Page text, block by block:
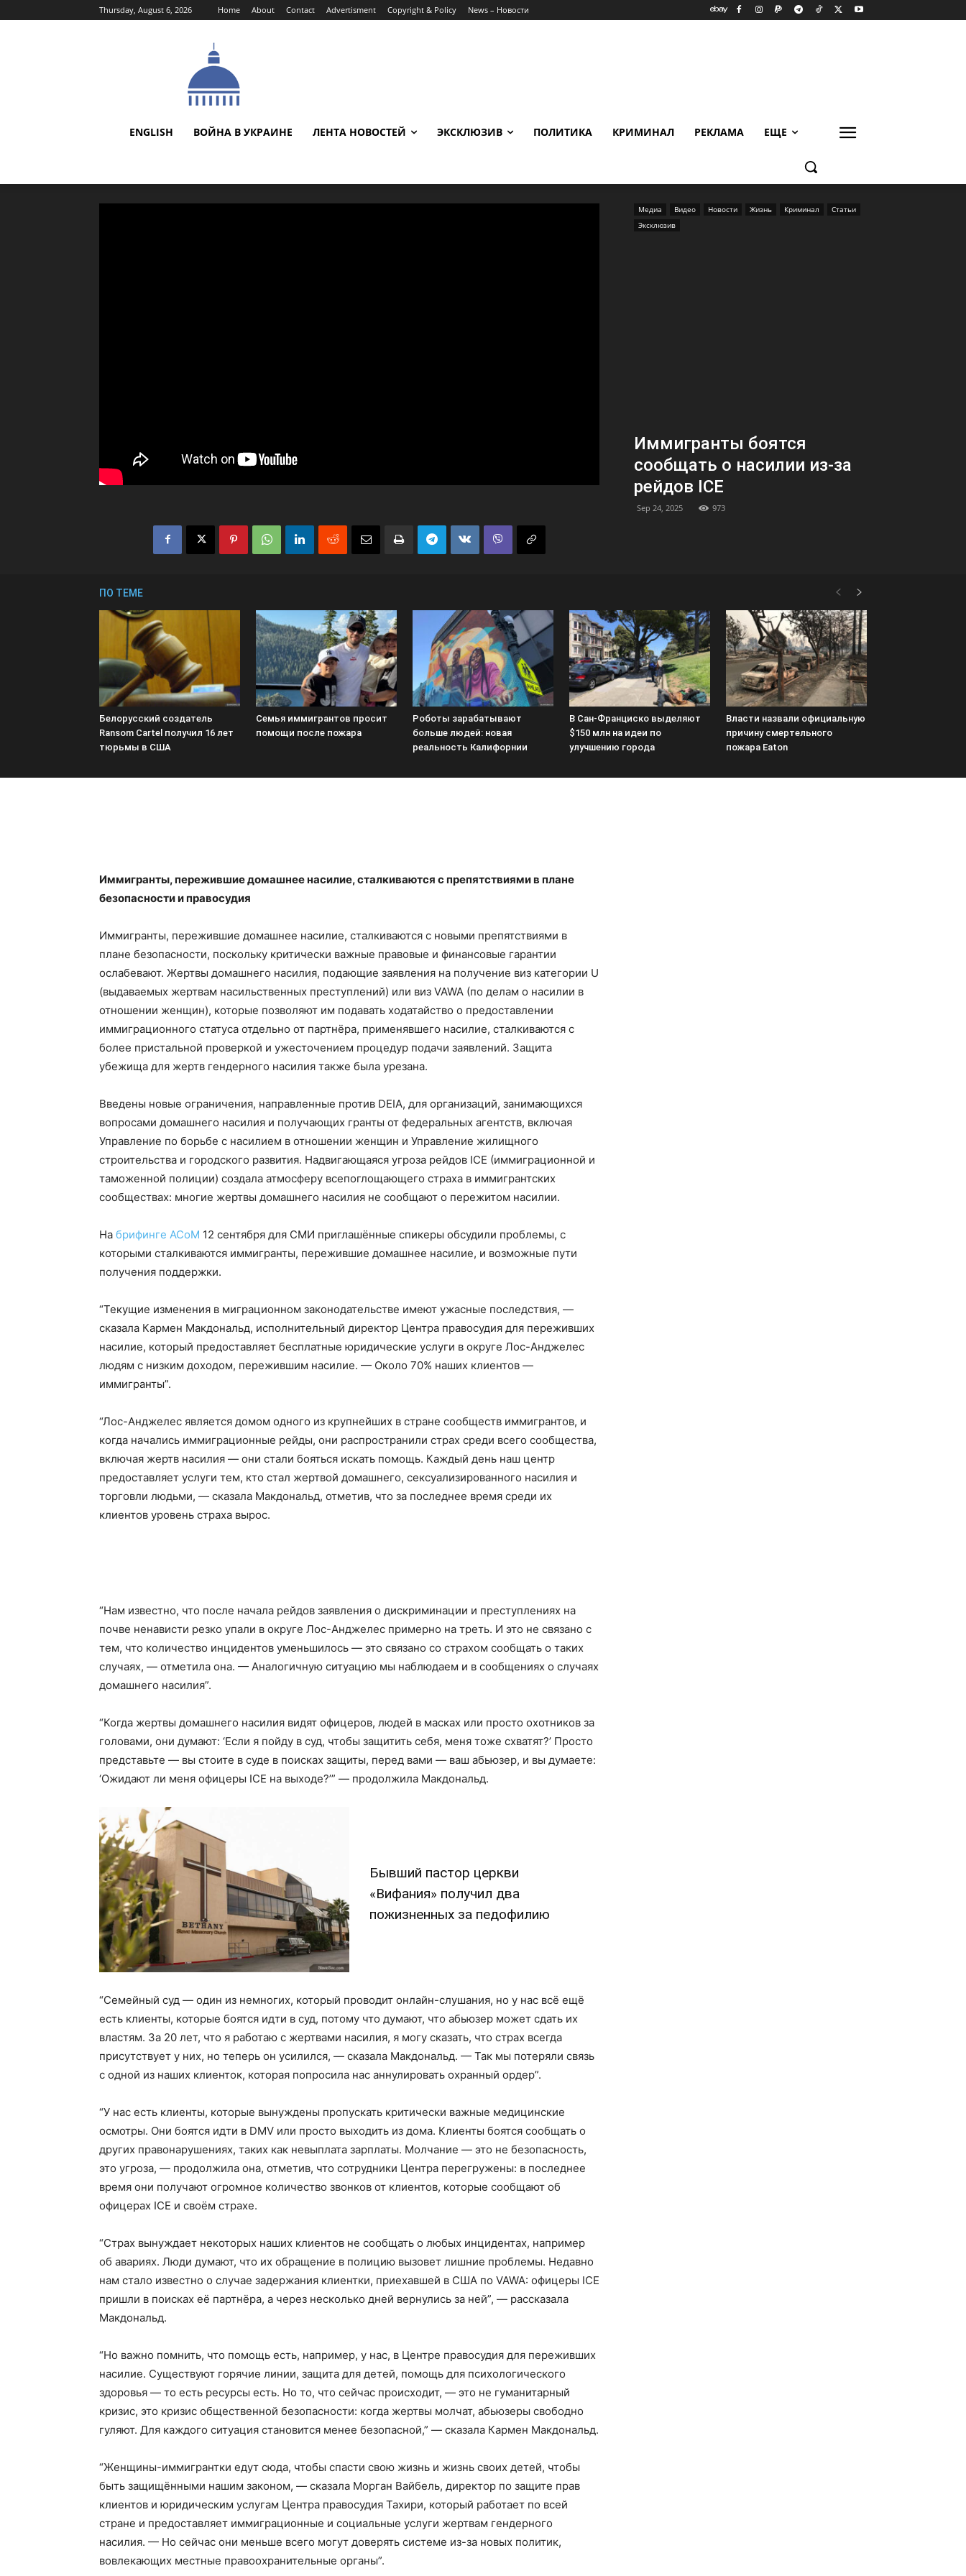
Thursday, August 6, 2026 Home About Contact Advertisment Copyright & Policy News – Новости
ENGLISH ВОЙНА В УКРАИНЕ ЛЕНТА НОВОСТЕЙ ЭКСКЛЮЗИВ ПОЛИТИКА КРИМИНАЛ РЕКЛАМА ЕЩЕ
Медиа Видео Новости Жизнь Криминал
Статьи
Эксклюзив
Иммигранты боятся
сообщать о насилии из-за
рейдов ICE
Sep 24, 2025 973
ПО ТЕМЕ
Белорусский создатель
Ransom Cartel получил 16 лет
тюрьмы в США
Семья иммигрантов просит
помощи после пожара
Роботы зарабатывают
больше людей: новая
реальность Калифорнии
В Сан-Франциско выделяют
$150 млн на идеи по
улучшению города
Власти назвали официальную
причину смертельного
пожара Eaton
Иммигранты, пережившие домашнее насилие, сталкиваются с препятствиями в плане
безопасности и правосудия
Иммигранты, пережившие домашнее насилие, сталкиваются с новыми препятствиями в
плане безопасности, поскольку критически важные правовые и финансовые гарантии
ослабевают. Жертвы домашнего насилия, подающие заявления на получение виз категории U
(выдаваемых жертвам насильственных преступлений) или виз VAWA (по делам о насилии в
отношении женщин), которые позволяют им подавать ходатайство о предоставлении
иммиграционного статуса отдельно от партнёра, применявшего насилие, сталкиваются с
более пристальной проверкой и ужесточением процедур подачи заявлений. Защита
убежища для жертв гендерного насилия также была урезана.
Введены новые ограничения, направленные против DEIA, для организаций, занимающихся
вопросами домашнего насилия и получающих гранты от федеральных агентств, включая
Управление по борьбе с насилием в отношении женщин и Управление жилищного
строительства и городского развития. Надвигающаяся угроза рейдов ICE (иммиграционной и
таможенной полиции) создала атмосферу всепоглощающего страха в иммигрантских
сообществах: многие жертвы домашнего насилия не сообщают о пережитом насилии.
На брифинге ACoM 12 сентября для СМИ приглашённые спикеры обсудили проблемы, с
которыми сталкиваются иммигранты, пережившие домашнее насилие, и возможные пути
получения поддержки.
“Текущие изменения в миграционном законодательстве имеют ужасные последствия, —
сказала Кармен Макдональд, исполнительный директор Центра правосудия для переживших
насилие, который предоставляет бесплатные юридические услуги в округе Лос-Анджелес
людям с низким доходом, пережившим насилие. — Около 70% наших клиентов —
иммигранты”.
“Лос-Анджелес является домом одного из крупнейших в стране сообществ иммигрантов, и
когда начались иммиграционные рейды, они распространили страх среди всего сообщества,
включая жертв насилия — они стали бояться искать помощь. Каждый день наш центр
предоставляет услуги тем, кто стал жертвой домашнего, сексуализированного насилия и
торговли людьми, — сказала Макдональд, отметив, что за последнее время среди их
клиентов уровень страха вырос.
“Нам известно, что после начала рейдов заявления о дискриминации и преступлениях на
почве ненависти резко упали в округе Лос-Анджелес примерно на треть. И это не связано с
тем, что количество инцидентов уменьшилось — это связано со страхом сообщать о таких
случаях, — отметила она. — Аналогичную ситуацию мы наблюдаем и в сообщениях о случаях
домашнего насилия”.
“Когда жертвы домашнего насилия видят офицеров, людей в масках или просто охотников за
головами, они думают: ‘Если я пойду в суд, чтобы защитить себя, меня тоже схватят?’ Просто
представьте — вы стоите в суде в поисках защиты, перед вами — ваш абьюзер, и вы думаете:
‘Ожидают ли меня офицеры ICE на выходе?’” — продолжила Макдональд.
Бывший пастор церкви
«Вифания» получил два
пожизненных за педофилию
“Семейный суд — один из немногих, который проводит онлайн-слушания, но у нас всё ещё
есть клиенты, которые боятся идти в суд, потому что думают, что абьюзер может сдать их
властям. За 20 лет, что я работаю с жертвами насилия, я могу сказать, что страх всегда
присутствует у них, но теперь он усилился, — сказала Макдональд. — Так мы потеряли связь
с одной из наших клиенток, которая попросила нас аннулировать охранный ордер”.
“У нас есть клиенты, которые вынуждены пропускать критически важные медицинские
осмотры. Они боятся идти в DMV или просто выходить из дома. Клиенты боятся сообщать о
других правонарушениях, таких как невыплата зарплаты. Молчание — это не безопасность,
это угроза, — продолжила она, отметив, что сотрудники Центра перегружены: в последнее
время они получают огромное количество звонков от клиентов, которые сообщают об
офицерах ICE и своём страхе.
“Страх вынуждает некоторых наших клиентов не сообщать о любых инцидентах, например
об авариях. Люди думают, что их обращение в полицию вызовет лишние проблемы. Недавно
нам стало известно о случае задержания клиентки, приехавшей в США по VAWA: офицеры ICE
пришли в поисках её партнёра, а через несколько дней вернулись за ней”, — рассказала
Макдональд.
“Но важно помнить, что помощь есть, например, у нас, в Центре правосудия для переживших
насилие. Существуют горячие линии, защита для детей, помощь для психологического
здоровья — то есть ресурсы есть. Но то, что сейчас происходит, — это не гуманитарный
кризис, это кризис общественной безопасности: когда жертвы молчат, абьюзеры свободно
гуляют. Для каждого ситуация становится менее безопасной,” — сказала Кармен Макдональд.
“Женщины-иммигрантки едут сюда, чтобы спасти свою жизнь и жизнь своих детей, чтобы
быть защищёнными нашим законом, — сказала Морган Вайбель, директор по защите прав
клиентов и юридическим услугам Центра правосудия Тахири, который работает по всей
стране и предоставляет иммиграционные и социальные услуги жертвам гендерного
насилия. — Но сейчас они меньше всего могут доверять системе из-за новых политик,
вовлекающих местные правоохранительные органы”.